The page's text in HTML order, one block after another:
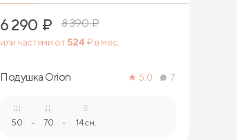
6 290 ₽ 8 390₽
или частями от524 ₽ в мес.
Подушка Orion 5.0 7
Ш.
50 -
Д.
70 -
В.
14 см.